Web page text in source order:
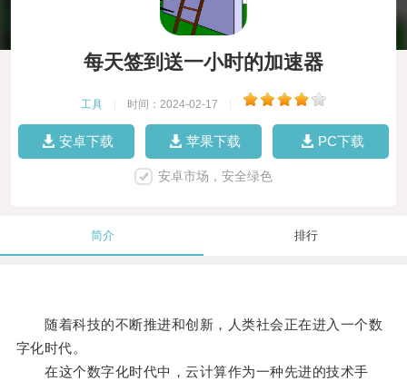
每天签到送一小时的加速器
工具 时间：2024-02-17
安卓下载 苹果下载 PC下载
安卓市场，安全绿色
简介 排行
随着科技的不断推进和创新，人类社会正在进入一个数
字化时代。
在这个数字化时代中，云计算作为一种先进的技术手